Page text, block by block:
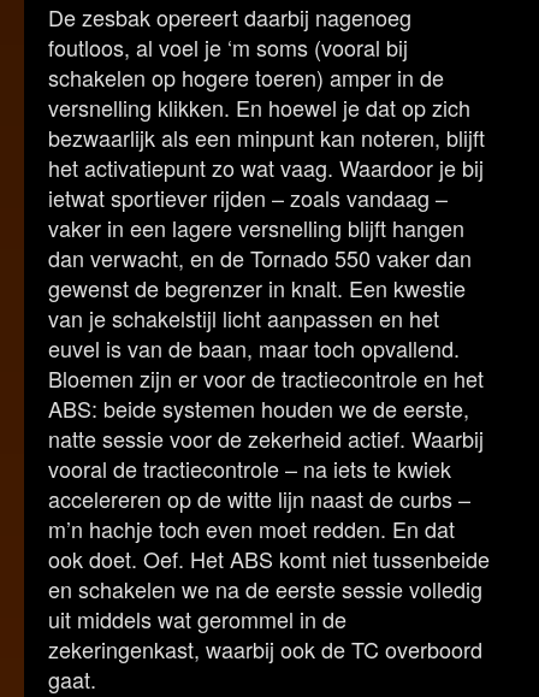
De zesbak opereert daarbij nagenoeg
foutloos, al voel je ‘m soms (vooral bij
schakelen op hogere toeren) amper in de
versnelling klikken. En hoewel je dat op zich
bezwaarlijk als een minpunt kan noteren, blijft
het activatiepunt zo wat vaag. Waardoor je bij
ietwat sportiever rijden – zoals vandaag –
vaker in een lagere versnelling blijft hangen
dan verwacht, en de Tornado 550 vaker dan
gewenst de begrenzer in knalt. Een kwestie
van je schakelstijl licht aanpassen en het
euvel is van de baan, maar toch opvallend.
Bloemen zijn er voor de tractiecontrole en het
ABS: beide systemen houden we de eerste,
natte sessie voor de zekerheid actief. Waarbij
vooral de tractiecontrole – na iets te kwiek
accelereren op de witte lijn naast de curbs –
m’n hachje toch even moet redden. En dat
ook doet. Oef. Het ABS komt niet tussenbeide
en schakelen we na de eerste sessie volledig
uit middels wat gerommel in de
zekeringenkast, waarbij ook de TC overboord
gaat.